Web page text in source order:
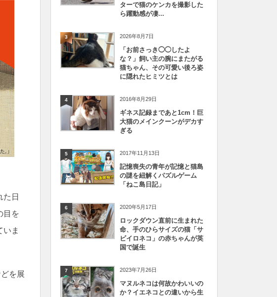
日
目を
ま
を展
ターで猫のケンカを撮影した
ら躍動感が凄...
3 2026年8月7日
「お前さっき◯◯したよ
な？」飼い主の腕にまたがる
猫ちゃん、その可愛い後ろ姿
に隠れたヒミツとは
4 2016年8月29日
ギネス記録まであと1cm！巨
大猫のメインクーンがデカす
ぎる
5 2017年11月13日
記憶喪失の青年が記憶と猫島
の謎を紐解くパズルゲーム
「ねこ島日記」
6 2020年5月17日
ロックダウン直前に生まれた
命、手のひらサイズの猫「サ
ビイロネコ」の赤ちゃんが英
国で誕生
7 2023年7月26日
マヌルネコは何故かわいいの
か？イエネコとの違いから生